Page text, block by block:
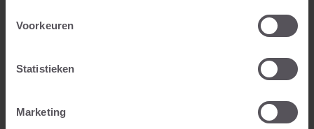
Voorkeuren
Statistieken
Marketing
173 KG